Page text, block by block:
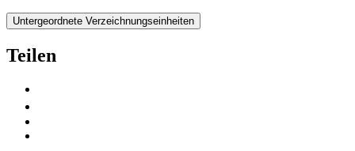
Untergeordnete Verzeichnungseinheiten
Teilen